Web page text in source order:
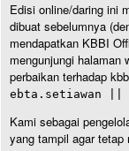
Edisi online/daring ini
dibuat sebelumnya
mendapatkan KBBI
mengunjungi halaman
perbaikan terhadap
ebta.setiawan ||
Kami sebagai
yang tampil agar